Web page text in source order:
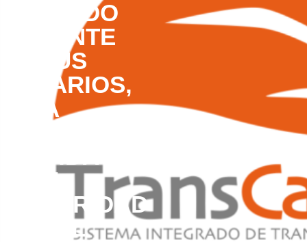
LLAMADO
URGENTE
A SUS
USUARIOS,
A
E
INTEGRIDAD
EN EL